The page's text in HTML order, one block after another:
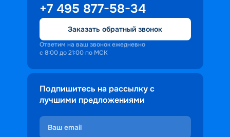
+7 495 877-58-34
Заказать обратный звонок
Ответим на ваш звонок ежедневно
с 8:00 до 21:00 по МСК
Подпишитесь на рассылку с
лучшими предложениями